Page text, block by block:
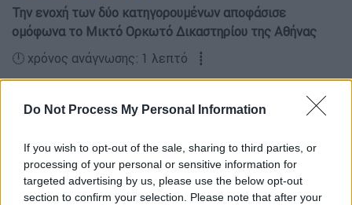
Do Not Process My Personal Information
If you wish to opt-out of the sale, sharing to third parties, or
processing of your personal or sensitive information for
targeted advertising by us, please use the below opt-out
section to confirm your selection. Please note that after your
Την ενοχή των δύο κατηγορουμένων αποφάσισε
ομόφωνα το Μικτό Ορκωτό Δικαστηρίου της Αθήνας
🕛 χρόνος ανάγνωσης: 1 λεπτό ┋